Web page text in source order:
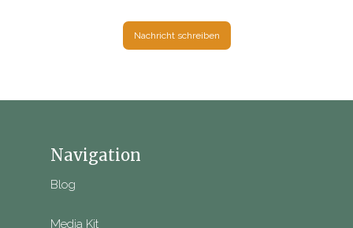
Nachricht schreiben
Navigation
Blog
Media Kit